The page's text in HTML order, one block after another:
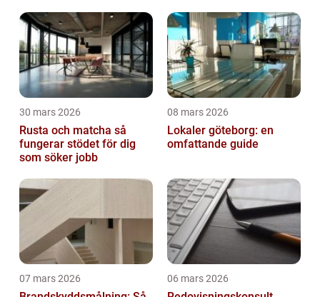
30 mars 2026
Rusta och matcha så
fungerar stödet för dig
som söker jobb
08 mars 2026
Lokaler göteborg: en
omfattande guide
07 mars 2026 06 mars 2026